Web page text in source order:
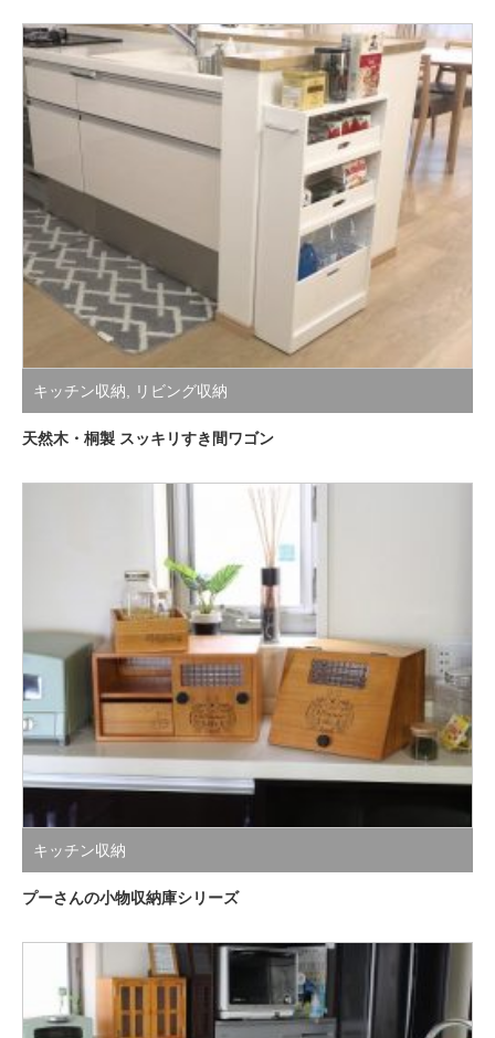
キッチン収納 リビング収納
天然木・桐製 スッキリすき間ワゴン
キッチン収納
プーさんの小物収納庫シリーズ